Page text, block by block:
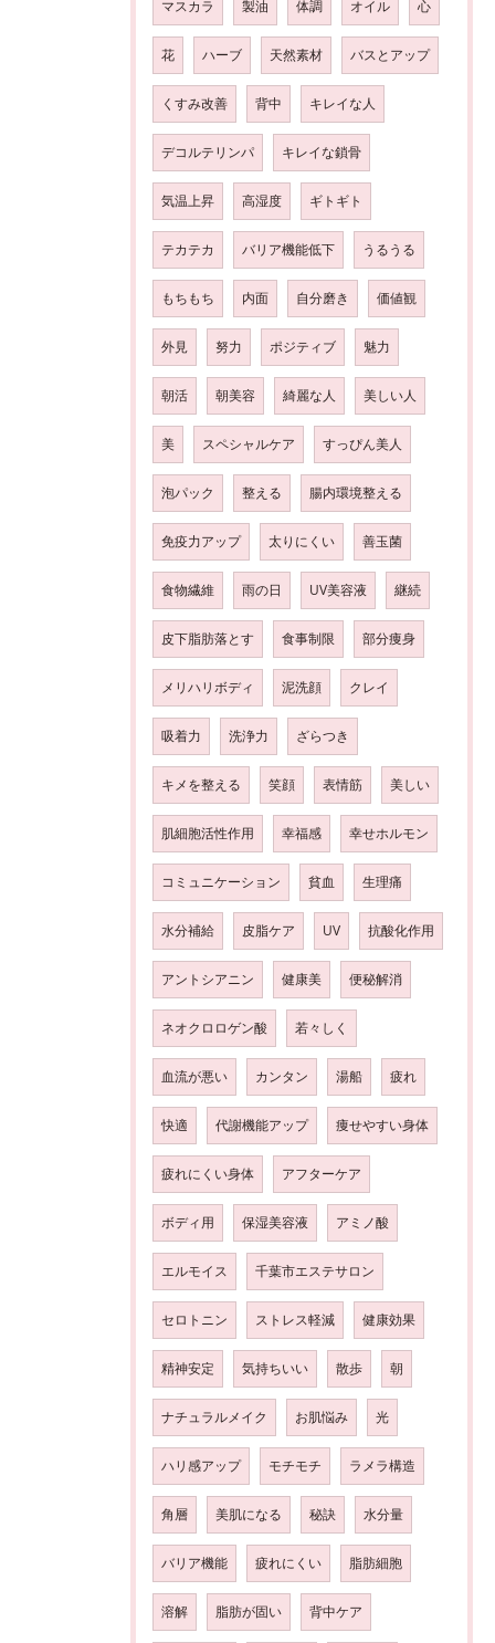
マスカラ 製油 体調 オイル 心
花 ハーブ 天然素材 バスとアップ
くすみ改善 背中 キレイな人
デコルテリンパ キレイな鎖骨
気温上昇 高湿度 ギトギト
テカテカ バリア機能低下 うるうる
もちもち 内面 自分磨き 価値観
外見 努力 ポジティブ 魅力
朝活 朝美容 綺麗な人 美しい人
美 スペシャルケア すっぴん美人
泡パック 整える 腸内環境整える
免疫力アップ 太りにくい 善玉菌
食物繊維 雨の日 UV美容液 継続
皮下脂肪落とす 食事制限 部分痩身
メリハリボディ 泥洗顔 クレイ
吸着力 洗浄力 ざらつき
キメを整える 笑顔 表情筋 美しい
肌細胞活性作用 幸福感 幸せホルモン
コミュニケーション 貧血 生理痛
水分補給 皮脂ケア UV 抗酸化作用
アントシアニン 健康美 便秘解消
ネオクロロゲン酸 若々しく
血流が悪い カンタン 湯船 疲れ
快適 代謝機能アップ 痩せやすい身体
疲れにくい身体 アフターケア
ボディ用 保湿美容液 アミノ酸
エルモイス 千葉市エステサロン
セロトニン ストレス軽減 健康効果
精神安定 気持ちいい 散歩 朝
ナチュラルメイク お肌悩み 光
ハリ感アップ モチモチ ラメラ構造
角層 美肌になる 秘訣 水分量
バリア機能 疲れにくい 脂肪細胞
溶解 脂肪が固い 背中ケア